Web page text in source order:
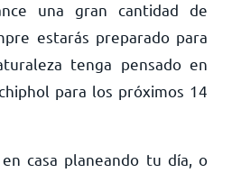
una gran cantidad de
estarás preparado para
tenga pensado en
para los próximos 14
casa planeando tu día, o